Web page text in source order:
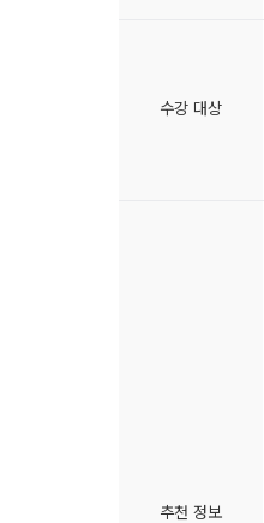
수강 대상
추천 정보